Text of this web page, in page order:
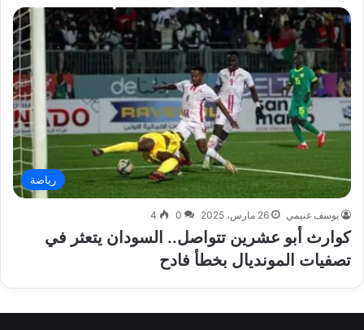
رياضة
يوسف غنيمي 26 مارس، 2025 0
4
كوارث أبو عشرين تتواصل.. السودان يتعثر في
تصفيات المونديال بخطأ فادح